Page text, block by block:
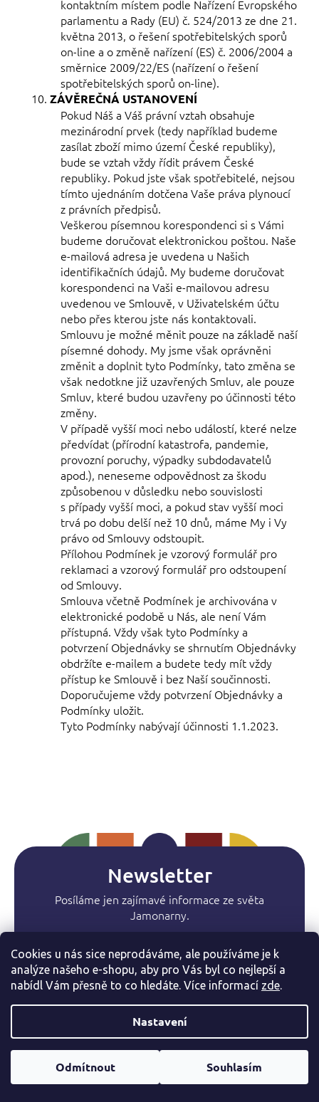
Cookies u nás sice neprodáváme, ale používáme je k
analýze našeho e-shopu, aby pro Vás byl co nejlepší a
nabídl Vám přesně to co hledáte. Více informací zde.
Nastavení
Odmítnout Souhlasím
kontaktním místem podle Nařízení Evropského
parlamentu a Rady (EU) č. 524/2013 ze dne 21.
května 2013, o řešení spotřebitelských sporů
on-line a o změně nařízení (ES) č. 2006/2004 a
směrnice 2009/22/ES (nařízení o řešení
spotřebitelských sporů on-line).
ZÁVĚREČNÁ USTANOVENÍ
Pokud Náš a Váš právní vztah obsahuje
mezinárodní prvek (tedy například budeme
zasílat zboží mimo území České republiky),
bude se vztah vždy řídit právem České
republiky. Pokud jste však spotřebitelé, nejsou
tímto ujednáním dotčena Vaše práva plynoucí
z právních předpisů.
Veškerou písemnou korespondenci si s Vámi
budeme doručovat elektronickou poštou. Naše
e-mailová adresa je uvedena u Našich
identifikačních údajů. My budeme doručovat
korespondenci na Vaši e-mailovou adresu
uvedenou ve Smlouvě, v Uživatelském účtu
nebo přes kterou jste nás kontaktovali.
Smlouvu je možné měnit pouze na základě naší
písemné dohody. My jsme však oprávněni
změnit a doplnit tyto Podmínky, tato změna se
však nedotkne již uzavřených Smluv, ale pouze
Smluv, které budou uzavřeny po účinnosti této
změny.
V případě vyšší moci nebo událostí, které nelze
předvídat (přírodní katastrofa, pandemie,
provozní poruchy, výpadky subdodavatelů
apod.), neneseme odpovědnost za škodu
způsobenou v důsledku nebo souvislosti
s případy vyšší moci, a pokud stav vyšší moci
trvá po dobu delší než 10 dnů, máme My i Vy
právo od Smlouvy odstoupit.
Přílohou Podmínek je vzorový formulář pro
reklamaci a vzorový formulář pro odstoupení
od Smlouvy.
Smlouva včetně Podmínek je archivována v
elektronické podobě u Nás, ale není Vám
přístupná. Vždy však tyto Podmínky a
potvrzení Objednávky se shrnutím Objednávky
obdržíte e-mailem a budete tedy mít vždy
přístup ke Smlouvě i bez Naší součinnosti.
Doporučujeme vždy potvrzení Objednávky a
Podmínky uložit.
Tyto Podmínky nabývají účinnosti 1.1.2023.
Newsletter
Posíláme jen zajímavé informace ze světa
Jamonarny.
Facebook